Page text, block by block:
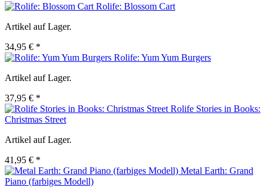
Rolife: Blossom Cart
Artikel auf Lager.
34,95 € *
Rolife: Yum Yum Burgers
Artikel auf Lager.
37,95 € *
Rolife Stories in Books:
Christmas Street
Artikel auf Lager.
41,95 € *
Metal Earth: Grand
Piano (farbiges Modell)